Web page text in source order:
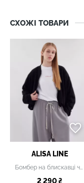
СХОЖІ ТОВАРИ
ALISA LINE
2 290 ₴